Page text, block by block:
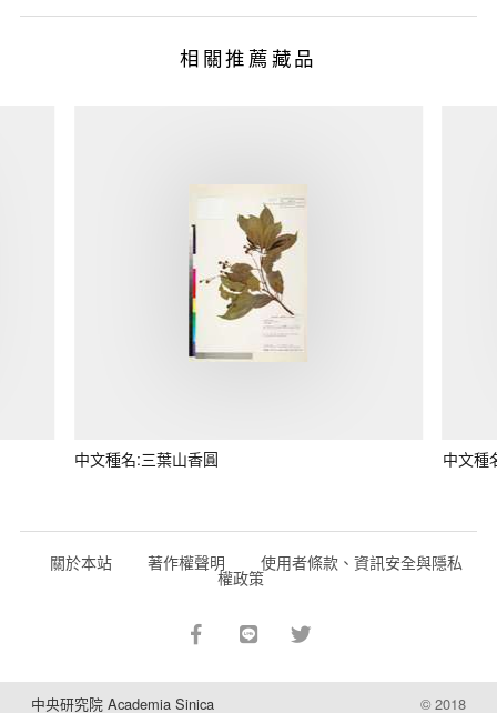
相關推薦藏品
中文種名:三葉山香圓 中文種
關於本站 著作權聲明 使用者條款、資訊安全與隱私
權政策
中央研究院 Academia Sinica © 2018